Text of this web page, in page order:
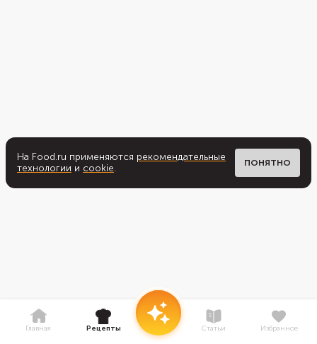
На Food.ru применяются рекомендательные
технологии и cookie. ПОНЯТНО
Главная Рецепты Статьи Избранное